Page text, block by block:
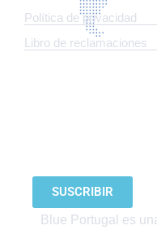
Política de privacidad
Libro de reclamaciones
SUSCRIBIR
Blue Portugal es